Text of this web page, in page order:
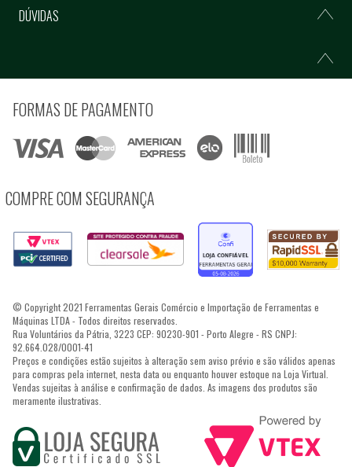
DÚVIDAS
FORMAS DE PAGAMENTO
COMPRE COM SEGURANÇA
© Copyright 2021 Ferramentas Gerais Comércio e Importação de Ferramentas e
Máquinas LTDA - Todos direitos reservados.
Rua Voluntários da Pátria, 3223 CEP: 90230-901 - Porto Alegre - RS CNPJ:
92.664.028/0001-41
Preços e condições estão sujeitos à alteração sem aviso prévio e são válidos apenas
para compras pela internet, nesta data ou enquanto houver estoque na Loja Virtual.
Vendas sujeitas à análise e confirmação de dados. As imagens dos produtos são
meramente ilustrativas.